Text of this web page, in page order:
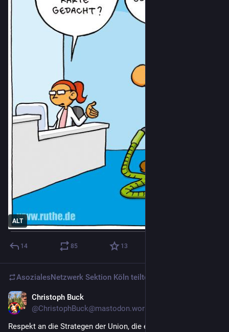
ALT
14 85 13
AsozialesNetzwerk Sektion Köln teilte
Christoph Buck
@ChristophBuck@mastodon.world
Respekt an die Strategen der Union, die es schaffen die